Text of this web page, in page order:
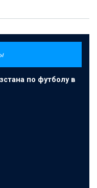
по футболу в